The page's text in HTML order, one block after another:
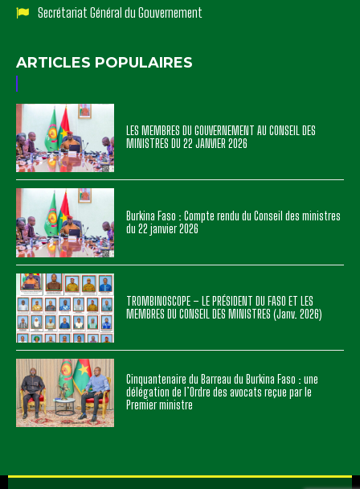
Secrétariat Général du Gouvernement
ARTICLES POPULAIRES
LES MEMBRES DU GOUVERNEMENT AU CONSEIL DES
MINISTRES DU 22 JANVIER 2026
Burkina Faso : Compte rendu du Conseil des ministres
du 22 janvier 2026
TROMBINOSCOPE – LE PRÉSIDENT DU FASO ET LES
MEMBRES DU CONSEIL DES MINISTRES (Janv. 2026)
Cinquantenaire du Barreau du Burkina Faso : une
délégation de l’Ordre des avocats reçue par le
Premier ministre